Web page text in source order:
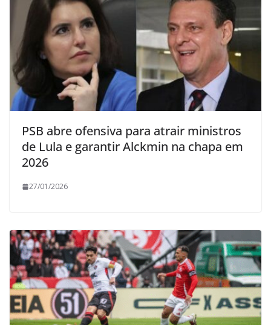
PSB abre ofensiva para atrair ministros
de Lula e garantir Alckmin na chapa em
2026
27/01/2026